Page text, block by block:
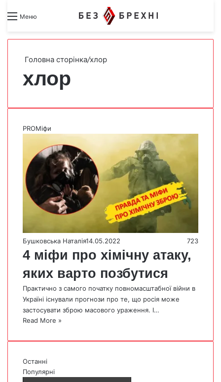
Меню Search forSwitch skin
Головна сторінка/хлор
хлор
PROМіфи
Бушковська Наталія14.05.2022 723
4 міфи про хімічну атаку,
яких варто позбутися
Практично з самого початку повномасштабної війни в
Україні існували прогнози про те, що росія може
застосувати зброю масового ураження. І…
Read More »
Останні
Популярні